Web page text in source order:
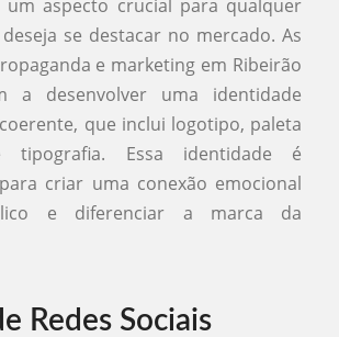
um aspecto crucial para qualquer
se destacar no mercado. As
e marketing em Ribeirão
a desenvolver uma identidade
que inclui logotipo, paleta
Essa identidade é
criar uma conexão emocional
e diferenciar a marca da
Redes Sociais